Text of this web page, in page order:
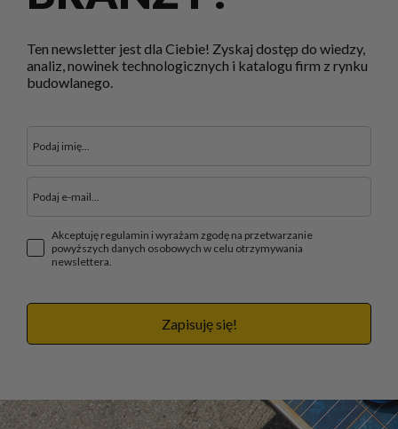
Ten newsletter jest dla Ciebie! Zyskaj dostęp do wiedzy,
analiz, nowinek technologicznych i katalogu firm z rynku
budowlanego.
Akceptuję regulamin i wyrażam zgodę na przetwarzanie
powyższych danych osobowych w celu otrzymywania
newslettera.
Zapisuję się!